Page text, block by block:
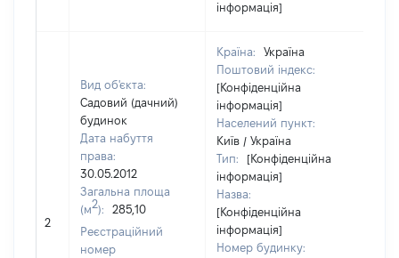
інформація]
2
Вид об'єкта:
Садовий (дачний)
будинок
Дата набуття
права:
30.05.2012
Загальна площа
(м2):
285,10
Реєстраційний
номер
Країна:
Україна
Поштовий індекс:
[Конфіденційна
інформація]
Населений пункт:
Київ / Україна
Тип:
[Конфіденційна
інформація]
Назва:
[Конфіденційна
інформація]
Номер будинку: